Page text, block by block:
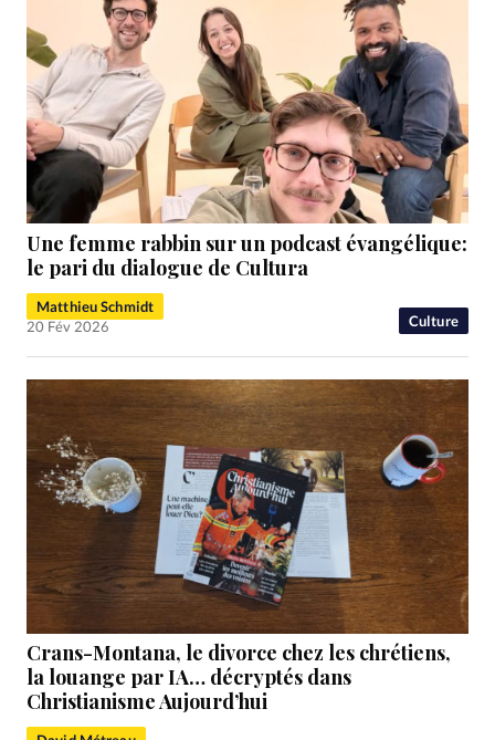
Culture
Une femme rabbin sur un podcast évangélique:
le pari du dialogue de Cultura
Matthieu Schmidt
20 Fév 2026
Crans-Montana, le divorce chez les chrétiens,
la louange par IA… décryptés dans
Christianisme Aujourd’hui